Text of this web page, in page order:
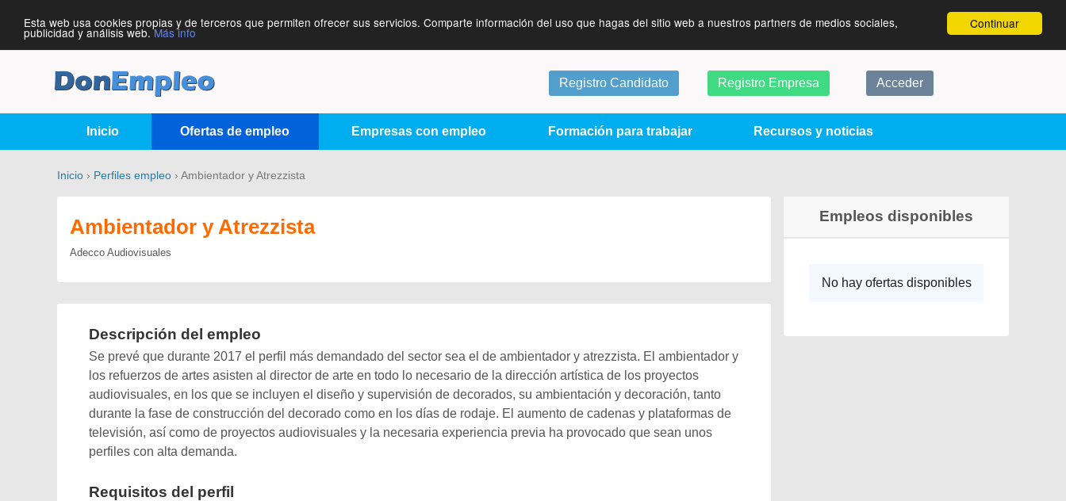
Continuar
Esta web usa cookies propias y de terceros que permiten ofrecer sus servicios. Comparte información del uso que hagas del sitio web a nuestros partners de medios sociales,
publicidad y análisis web.Más info
Registro Candidato Registro Empresa Acceder
Inicio Ofertas de empleo Empresas con empleo Formación para trabajar Recursos y noticias
Inicio › Perfiles empleo › Ambientador y Atrezzista
Ambientador y Atrezzista
Adecco Audiovisuales
Descripción del empleo
Se prevé que durante 2017 el perfil más demandado del sector sea el de ambientador y atrezzista. El ambientador y
los refuerzos de artes asisten al director de arte en todo lo necesario de la dirección artística de los proyectos
audiovisuales, en los que se incluyen el diseño y supervisión de decorados, su ambientación y decoración, tanto
durante la fase de construcción del decorado como en los días de rodaje. El aumento de cadenas y plataformas de
televisión, así como de proyectos audiovisuales y la necesaria experiencia previa ha provocado que sean unos
perfiles con alta demanda.
Requisitos del perfil
Empleos disponibles
No hay ofertas disponibles